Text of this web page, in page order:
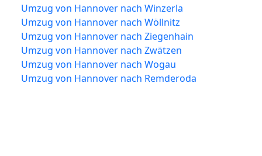
Umzug von Hannover nach Winzerla
Umzug von Hannover nach Wöllnitz
Umzug von Hannover nach Ziegenhain
Umzug von Hannover nach Zwätzen
Umzug von Hannover nach Wogau
Umzug von Hannover nach Remderoda